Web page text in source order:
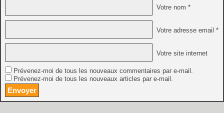
Votre nom *
Votre adresse email *
Votre site internet
Prévenez-moi de tous les nouveaux commentaires par e-mail.
Prévenez-moi de tous les nouveaux articles par e-mail.